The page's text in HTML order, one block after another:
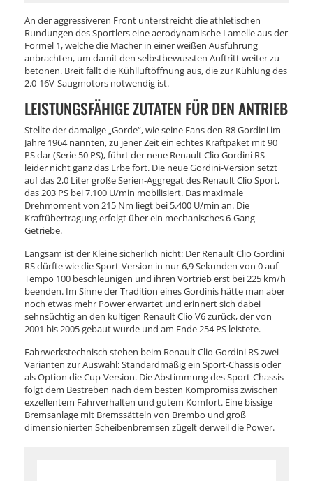
An der aggressiveren Front unterstreicht die athletischen
Rundungen des Sportlers eine aerodynamische Lamelle aus der
Formel 1, welche die Macher in einer weißen Ausführung
anbrachten, um damit den selbstbewussten Auftritt weiter zu
betonen. Breit fällt die Kühlluftöffnung aus, die zur Kühlung des
2.0-16V-Saugmotors notwendig ist.
LEISTUNGSFÄHIGE ZUTATEN FÜR DEN ANTRIEB
Stellte der damalige „Gorde“, wie seine Fans den R8 Gordini im
Jahre 1964 nannten, zu jener Zeit ein echtes Kraftpaket mit 90
PS dar (Serie 50 PS), führt der neue Renault Clio Gordini RS
leider nicht ganz das Erbe fort. Die neue Gordini-Version setzt
auf das 2,0 Liter große Serien-Aggregat des Renault Clio Sport,
das 203 PS bei 7.100 U/min mobilisiert. Das maximale
Drehmoment von 215 Nm liegt bei 5.400 U/min an. Die
Kraftübertragung erfolgt über ein mechanisches 6-Gang-
Getriebe.
Langsam ist der Kleine sicherlich nicht: Der Renault Clio Gordini
RS dürfte wie die Sport-Version in nur 6,9 Sekunden von 0 auf
Tempo 100 beschleunigen und ihren Vortrieb erst bei 225 km/h
beenden. Im Sinne der Tradition eines Gordinis hätte man aber
noch etwas mehr Power erwartet und erinnert sich dabei
sehnsüchtig an den kultigen Renault Clio V6 zurück, der von
2001 bis 2005 gebaut wurde und am Ende 254 PS leistete.
Fahrwerkstechnisch stehen beim Renault Clio Gordini RS zwei
Varianten zur Auswahl: Standardmäßig ein Sport-Chassis oder
als Option die Cup-Version. Die Abstimmung des Sport-Chassis
folgt dem Bestreben nach dem besten Kompromiss zwischen
exzellentem Fahrverhalten und gutem Komfort. Eine bissige
Bremsanlage mit Bremssätteln von Brembo und groß
dimensionierten Scheibenbremsen zügelt derweil die Power.